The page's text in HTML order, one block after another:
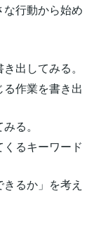
行動から始め
出してみる。
作業を書き出
る。
るキーワード
るか」を考え